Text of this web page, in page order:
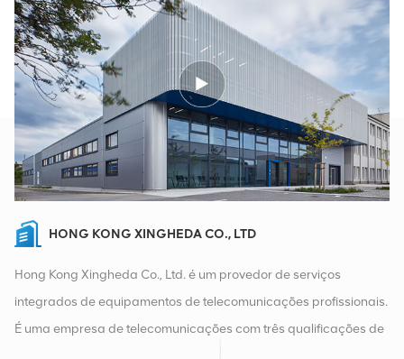
HONG KONG XINGHEDA CO., LTD
Hong Kong Xingheda Co., Ltd. é um provedor de serviços
integrados de equipamentos de telecomunicações profissionais.
É uma empresa de telecomunicações com três qualificações de